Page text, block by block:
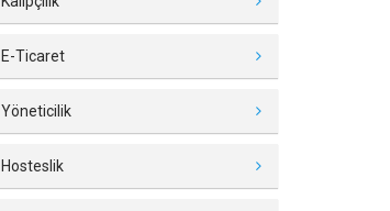
E-Ticaret
Yöneticilik
Hosteslik